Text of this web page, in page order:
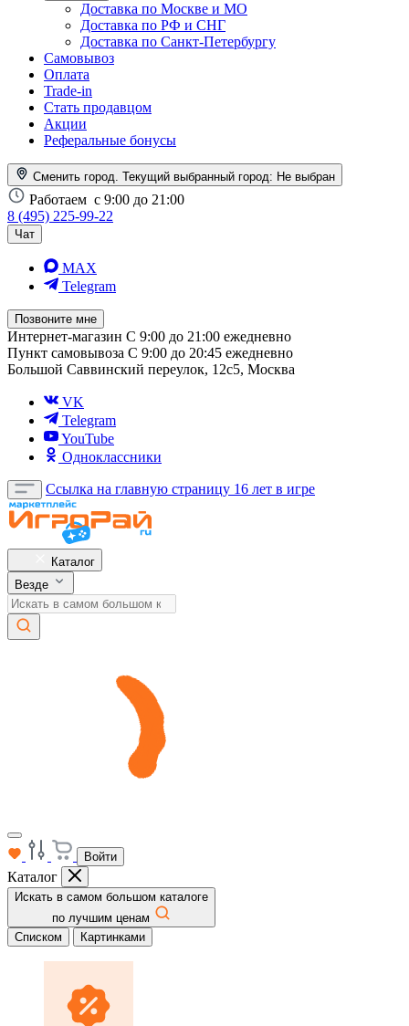
Доставка по Москве и МО
Доставка по РФ и СНГ
Доставка по Санкт-Петербургу
Самовывоз
Оплата
Trade-in
Стать продавцом
Акции
Реферальные бонусы
Сменить город. Текущий выбранный город: Не выбран
Работаем с 9:00 до 21:00
8 (495) 225-99-22
Чат
MAX
Telegram
Позвоните мне
Интернет-магазин С 9:00 до 21:00 ежедневно
Пункт самовывоза С 9:00 до 20:45 ежедневно
Большой Саввинский переулок, 12с5, Москва
VK
Telegram
YouTube
Одноклассники
Ссылка на главную страницу 16 лет в игре
Каталог
Везде
Войти
Каталог
Искать в самом большом каталоге
по лучшим ценам
Списком
Картинками